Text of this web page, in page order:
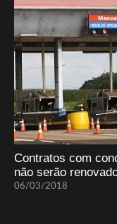
Contratos com
não serão
06/03/2018